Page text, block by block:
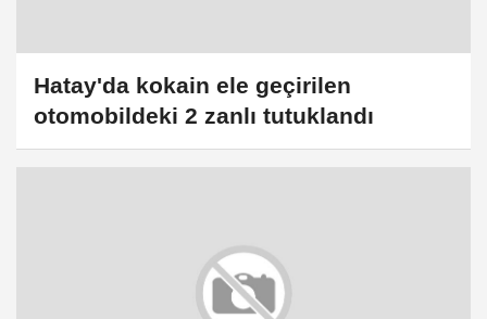
Hatay'da kokain ele geçirilen
otomobildeki 2 zanlı tutuklandı